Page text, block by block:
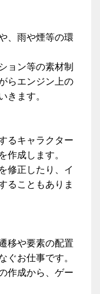
、雨や煙等の環
ョン等の素材制
らエンジン上の
ます。
るキャラクター
成します。
修正したり、イ
ることもありま
移や要素の配置
お仕事です。
作成から、ゲー